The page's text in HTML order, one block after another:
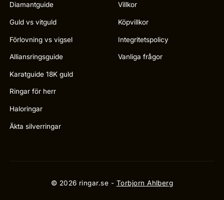
Diamantguide
Guld vs vitguld
Förlovning vs vigsel
Alliansringsguide
Karatguide 18K guld
Ringar för herr
Haloringar
Äkta silverringar
Villkor
Köpvillkor
Integritetspolicy
Vanliga frågor
© 2026 ringar.se - Torbjorn Ahlberg